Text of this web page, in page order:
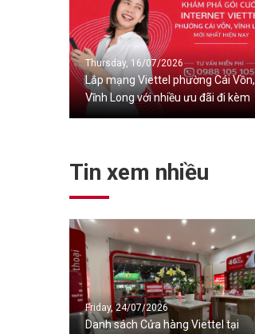
Thursday, 16/07/2026
Lắp mạng Viettel phường Cái Vồn,
Vĩnh Long với nhiều ưu đãi đi kèm
Tin xem nhiều
Friday, 24/07/2026
Danh sách Cửa hàng Viettel tại